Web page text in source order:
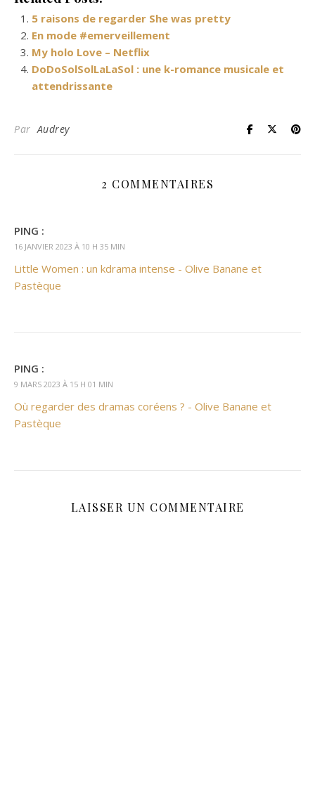
5 raisons de regarder She was pretty
En mode #emerveillement
My holo Love – Netflix
DoDoSolSolLaLaSol : une k-romance musicale et
attendrissante
Par Audrey
2 COMMENTAIRES
PING :
16 JANVIER 2023 À 10 H 35 MIN
Little Women : un kdrama intense - Olive Banane et
Pastèque
PING :
9 MARS 2023 À 15 H 01 MIN
Où regarder des dramas coréens ? - Olive Banane et
Pastèque
LAISSER UN COMMENTAIRE